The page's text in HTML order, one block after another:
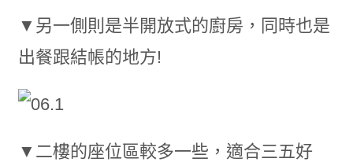
▼另一側則是半開放式的廚房，同時也是
出餐跟結帳的地方!
▼二樓的座位區較多一些，適合三五好